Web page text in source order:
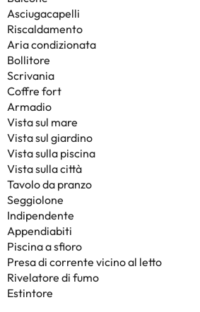
Asciugacapelli
Riscaldamento
Aria condizionata
Bollitore
Scrivania
Coffre fort
Armadio
Vista sul mare
Vista sul giardino
Vista sulla piscina
Vista sulla città
Tavolo da pranzo
Seggiolone
Indipendente
Appendiabiti
Piscina a sfioro
Presa di corrente vicino al letto
Rivelatore di fumo
Estintore